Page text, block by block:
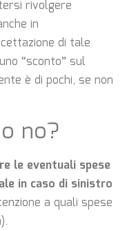
rivolgere
in
di tale
“sconto” sul
è di pochi, se non
no?
le eventuali spese
in caso di sinistro
a quali spese